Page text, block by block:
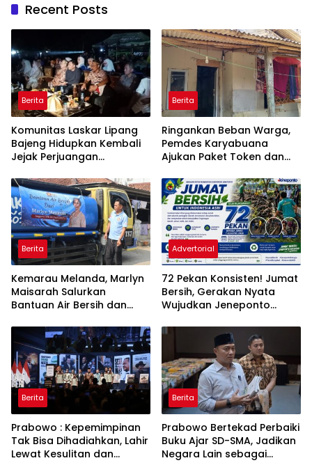
Recent Posts
Berita
Komunitas Laskar Lipang
Bajeng Hidupkan Kembali
Jejak Perjuangan
Wabup Takalar: Apresiasi
Bahwa Sejarah Adalah
Warisan yang Tak Ternilai”.
Berita
Ringankan Beban Warga,
Pemdes Karyabuana
Ajukan Paket Token dan
PLN
Berita
Kemarau Melanda, Marlyn
Maisarah Salurkan
Bantuan Air Bersih dan
Babakan Madang
Advertorial
72 Pekan Konsisten! Jumat
Bersih, Gerakan Nyata
Wujudkan Jeneponto
ASRI
Berita
Prabowo : Kepemimpinan
Tak Bisa Dihadiahkan, Lahir
Lewat Kesulitan dan
Berita
Prabowo Bertekad Perbaiki
Buku Ajar SD-SMA, Jadikan
Negara Lain sebagai